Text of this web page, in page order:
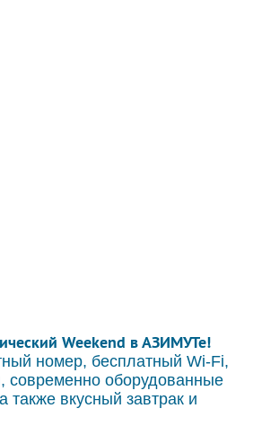
Weekend в АЗИМУТе!
номер, бесплатный Wi-Fi,
современно оборудованные
также вкусный завтрак и